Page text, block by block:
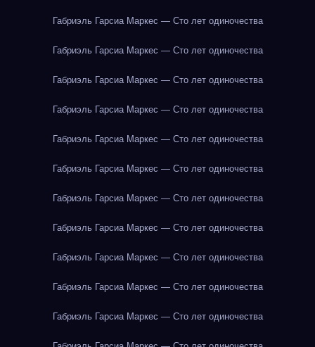
Габриэль Гарсиа Маркес — Сто лет одиночества
Габриэль Гарсиа Маркес — Сто лет одиночества
Габриэль Гарсиа Маркес — Сто лет одиночества
Габриэль Гарсиа Маркес — Сто лет одиночества
Габриэль Гарсиа Маркес — Сто лет одиночества
Габриэль Гарсиа Маркес — Сто лет одиночества
Габриэль Гарсиа Маркес — Сто лет одиночества
Габриэль Гарсиа Маркес — Сто лет одиночества
Габриэль Гарсиа Маркес — Сто лет одиночества
Габриэль Гарсиа Маркес — Сто лет одиночества
Габриэль Гарсиа Маркес — Сто лет одиночества